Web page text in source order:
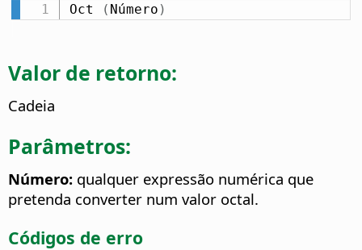
Oct ( Número )
Valor de retorno:
Cadeia
Parâmetros:
Número: qualquer expressão numérica que
pretenda converter num valor octal.
Códigos de erro